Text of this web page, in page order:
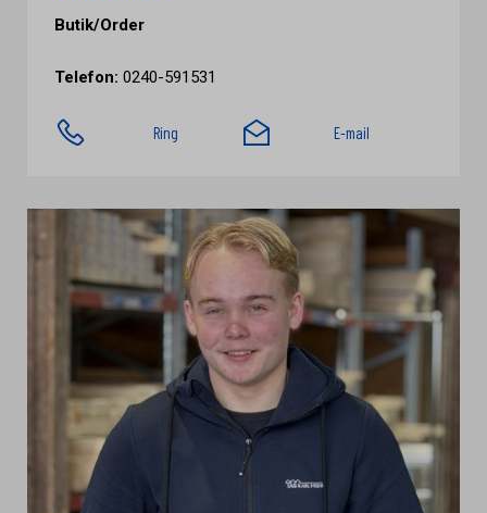
Butik/Order
Telefon: 0240-591531
Ring E-mail